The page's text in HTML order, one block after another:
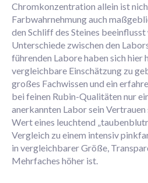
Chromkonzentration allein ist
Farbwahrnehmung auch
den Schliff des Steines beeinflusst
Unterschiede zwischen den
führenden Labore haben sich hier
vergleichbare Einschätzung zu
großes Fachwissen und ein
bei feinen Rubin-Qualitäten nur
anerkannten Labor sein
Wert eines leuchtend
Vergleich zu einem intensiv
in vergleichbarer Größe,
Mehrfaches höher ist.